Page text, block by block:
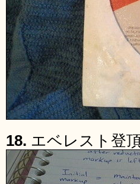
18. エベレスト登